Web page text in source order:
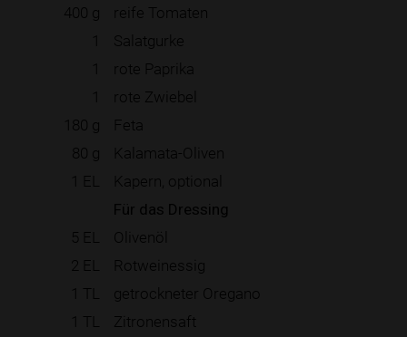
400 g
reife Tomaten
1
Salatgurke
1
rote Paprika
1
rote Zwiebel
180 g
Feta
80 g
Kalamata-Oliven
1 EL Kapern, optional
Für das Dressing
5 EL
Olivenöl
2 EL
Rotweinessig
1 TL
getrockneter Oregano
1 TL
Zitronensaft